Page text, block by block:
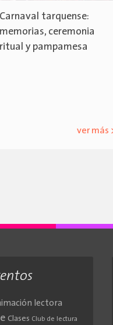
Carnaval tarquense:
memorias, ceremonia
ritual y pampamesa
ver más
lectora
Clases Club de lectura